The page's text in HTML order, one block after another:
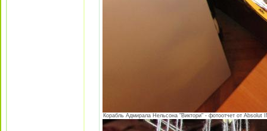
Корабль Адмирала Нельсона "Виктори" - фотоотчет от